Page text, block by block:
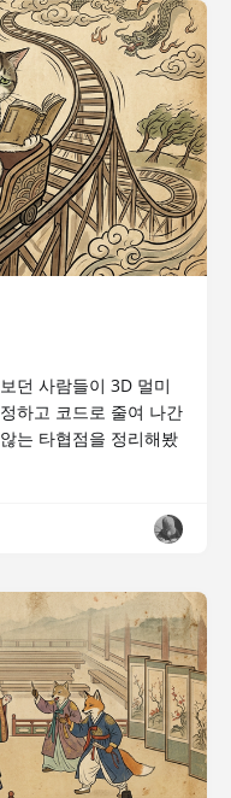
던 사람들이 3D 멀미
하고 코드로 줄여 나간
는 타협점을 정리해봤